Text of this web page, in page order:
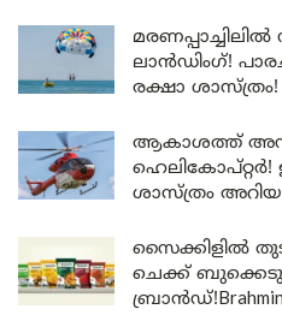
ലാൻഡിംഗ്!
രക്ഷാ ശാസ്ത്രം!
ആകാശത്ത്
ഹെലികോപ്റ്റര്‍!
ശാസ്ത്രം
സൈക്കിളിൽ
ചെക്ക്